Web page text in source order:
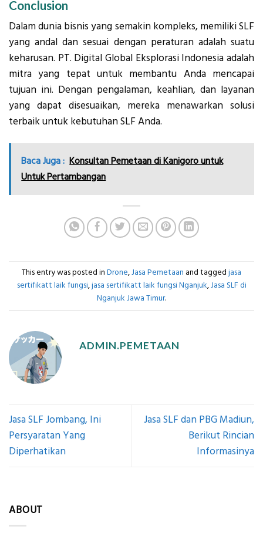
Conclusion
Dalam dunia bisnis yang semakin kompleks, memiliki SLF
yang andal dan sesuai dengan peraturan adalah suatu
keharusan. PT. Digital Global Eksplorasi Indonesia adalah
mitra yang tepat untuk membantu Anda mencapai
tujuan ini. Dengan pengalaman, keahlian, dan layanan
yang dapat disesuaikan, mereka menawarkan solusi
terbaik untuk kebutuhan SLF Anda.
Baca Juga : Konsultan Pemetaan di Kanigoro untuk
Untuk Pertambangan
This entry was posted in Drone,Jasa Pemetaan and tagged jasa
sertifikatt laik fungsi,jasa sertifikatt laik fungsi Nganjuk,Jasa SLF di
Nganjuk Jawa Timur.
ADMIN.PEMETAAN
Jasa SLF Jombang, Ini
Persyaratan Yang
Diperhatikan
Jasa SLF dan PBG Madiun,
Berikut Rincian
Informasinya
ABOUT